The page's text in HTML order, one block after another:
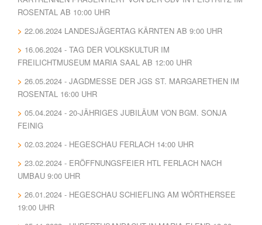
ROSENTAL AB 10:00 UHR
22.06.2024 LANDESJÄGERTAG KÄRNTEN AB 9:00 UHR
16.06.2024 - TAG DER VOLKSKULTUR IM
FREILICHTMUSEUM MARIA SAAL AB 12:00 UHR
26.05.2024 - JAGDMESSE DER JGS ST. MARGARETHEN IM
ROSENTAL 16:00 UHR
05.04.2024 - 20-JÄHRIGES JUBILÄUM VON BGM. SONJA
FEINIG
02.03.2024 - HEGESCHAU FERLACH 14:00 UHR
23.02.2024 - ERÖFFNUNGSFEIER HTL FERLACH NACH
UMBAU 9:00 UHR
26.01.2024 - HEGESCHAU SCHIEFLING AM WÖRTHERSEE
19:00 UHR